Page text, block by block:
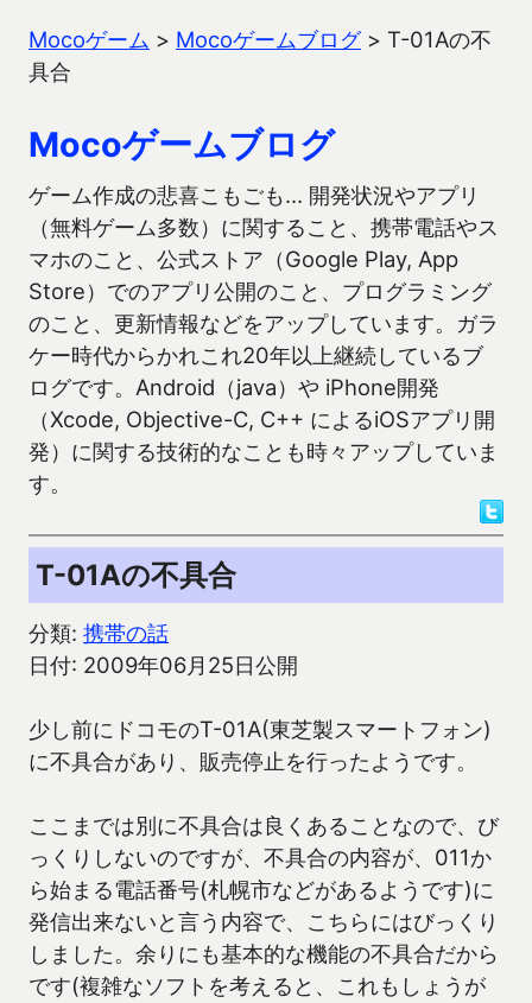
Mocoゲーム > Mocoゲームブログ> T-01Aの不
具合
Mocoゲームブログ
ゲーム作成の悲喜こもごも… 開発状況やアプリ
（無料ゲーム多数）に関すること、携帯電話やス
マホのこと、公式ストア（Google Play, App
Store）でのアプリ公開のこと、プログラミング
のこと、更新情報などをアップしています。ガラ
ケー時代からかれこれ20年以上継続しているブ
ログです。Android（java）や iPhone開発
（Xcode, Objective-C, C++ によるiOSアプリ開
発）に関する技術的なことも時々アップしていま
す。
T-01Aの不具合
分類: 携帯の話
日付: 2009年06月25日公開
少し前にドコモのT-01A(東芝製スマートフォン)
に不具合があり、販売停止を行ったようです。
ここまでは別に不具合は良くあることなので、び
っくりしないのですが、不具合の内容が、011か
ら始まる電話番号(札幌市などがあるようです)に
発信出来ないと言う内容で、こちらにはびっくり
しました。余りにも基本的な機能の不具合だから
です(複雑なソフトを考えると、これもしょうが